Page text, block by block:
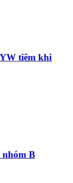
tiêm khi
nhóm B